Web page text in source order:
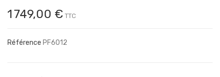
1 749,00 € TTC
Référence PF6012